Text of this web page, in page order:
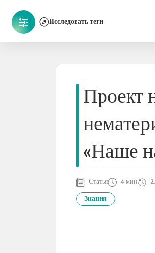
Исследовать теги
Проект
«Наше
Статья 4 мин
Знания